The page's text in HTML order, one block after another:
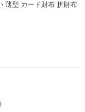
薄型 カード財布 折財布